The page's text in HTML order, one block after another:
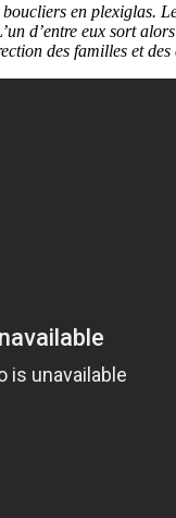
en plexiglas.
d’entre eux sort
des familles et